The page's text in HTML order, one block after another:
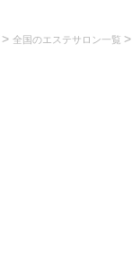
> 全国のエステサロン一覧 >